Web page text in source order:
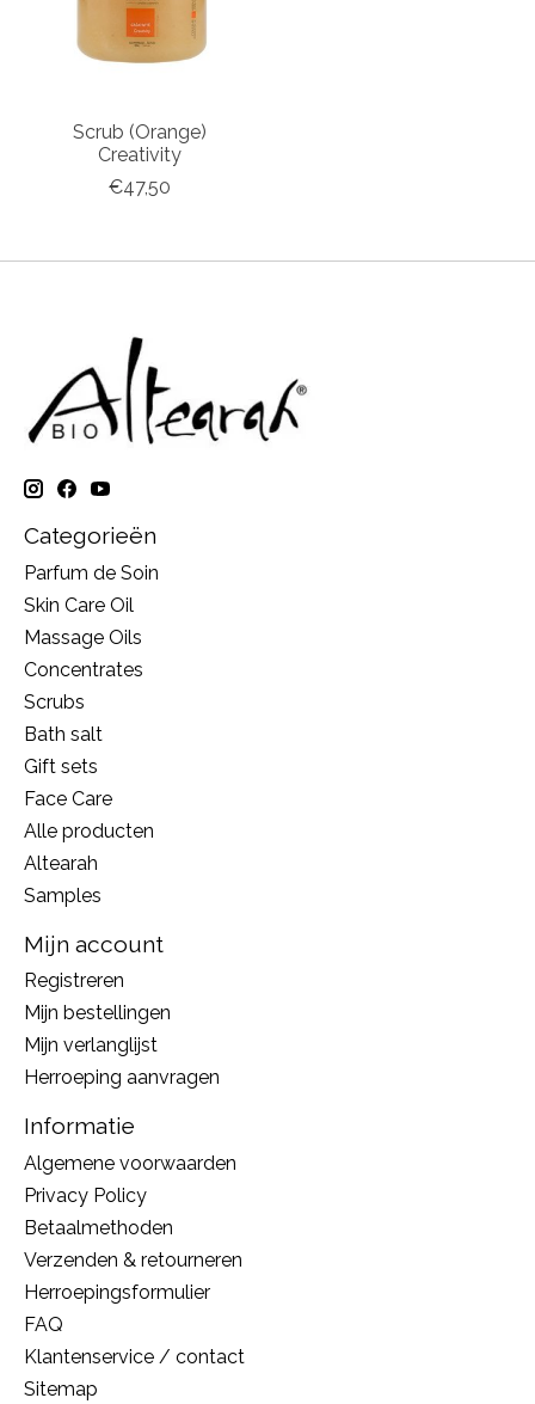
Scrub (Orange)
Creativity
€47,50
Categorieën
Parfum de Soin
Skin Care Oil
Massage Oils
Concentrates
Scrubs
Bath salt
Gift sets
Face Care
Alle producten
Altearah
Samples
Mijn account
Registreren
Mijn bestellingen
Mijn verlanglijst
Herroeping aanvragen
Informatie
Algemene voorwaarden
Privacy Policy
Betaalmethoden
Verzenden & retourneren
Herroepingsformulier
FAQ
Klantenservice / contact
Sitemap